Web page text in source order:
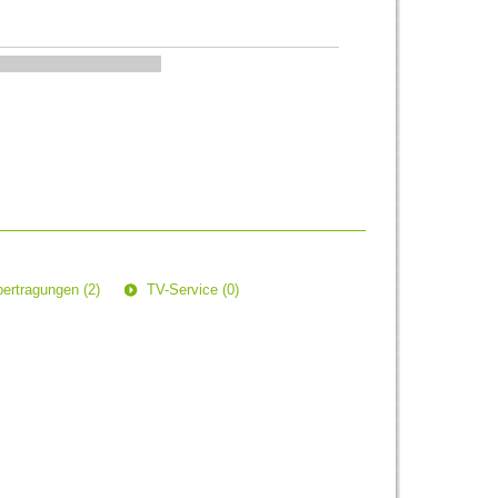
(2) TV-Service (0)